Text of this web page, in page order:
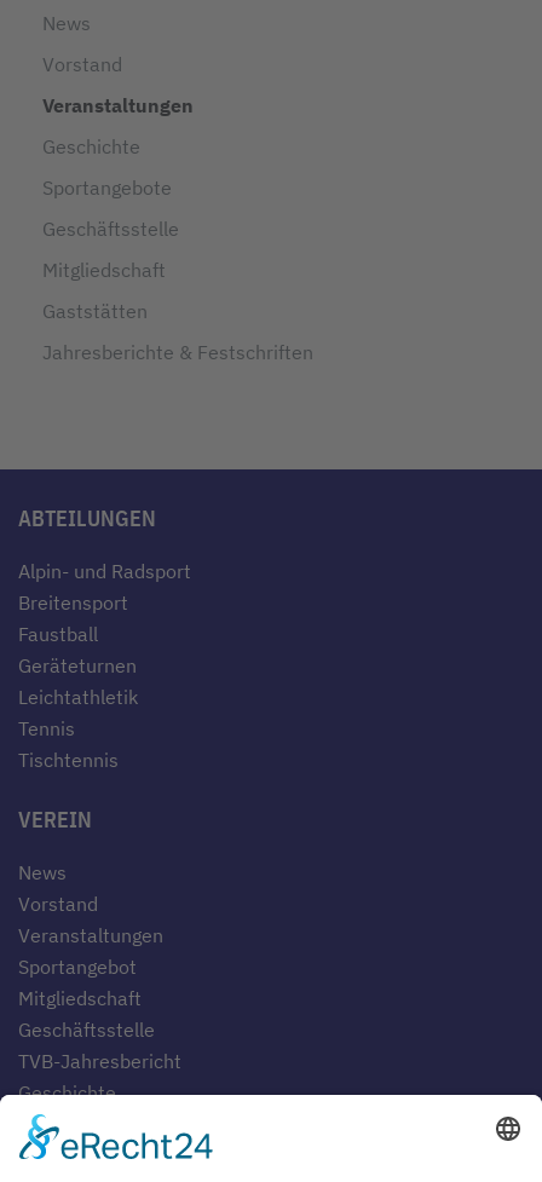
News
Vorstand
Veranstaltungen
Geschichte
Sportangebote
Geschäftsstelle
Mitgliedschaft
Gaststätten
Jahresberichte & Festschriften
ABTEILUNGEN
Alpin- und Radsport
Breitensport
Faustball
Geräteturnen
Leichtathletik
Tennis
Tischtennis
VEREIN
News
Vorstand
Veranstaltungen
Sportangebot
Mitgliedschaft
Geschäftsstelle
TVB-Jahresbericht
Geschichte
Gaststätten